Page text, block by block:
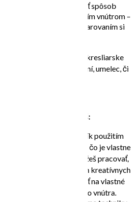
„vo veľkom“, alebo nájsť spôsob
s prácou so svojím vnútrom –
stresu, alebo darovaním si
zdatný, ani ovládať žiadne kresliarske
alebo pokročilý v maľovaní, umelec, či
sa počas kurzu naučíš:
vlastný kreatívny denník použitím
na doma. Vysvetlím ti, čo je vlastne
spôsoby, ako s ním môžeš pracovať,
pomocou rôznych kreatívnych
a kreslení sústrediť na vlastné
sa obrátiť do svojho vnútra.